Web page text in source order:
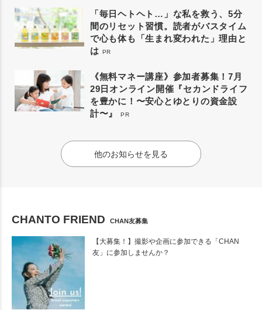
「毎日ヘトヘト…」な私を救う、5分
間のリセット習慣。読者がバスタイム
で心も体も「生まれ変われた」理由と
は PR
《無料マネー講座》参加者募集！7月
29日オンライン開催『セカンドライフ
を豊かに！〜安心とゆとりの資金設
計〜』
PR
他のお知らせを見る
CHANTO FRIEND CHAN友募集
【大募集！】撮影や企画に参加できる「CHAN
友」に参加しませんか？